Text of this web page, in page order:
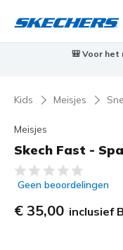
🎒 Voor het
Kids Meisjes
Meisjes
Skech Fast -
3,6 van de 5
Geen beoordelingen
€ 35,00 inclusief